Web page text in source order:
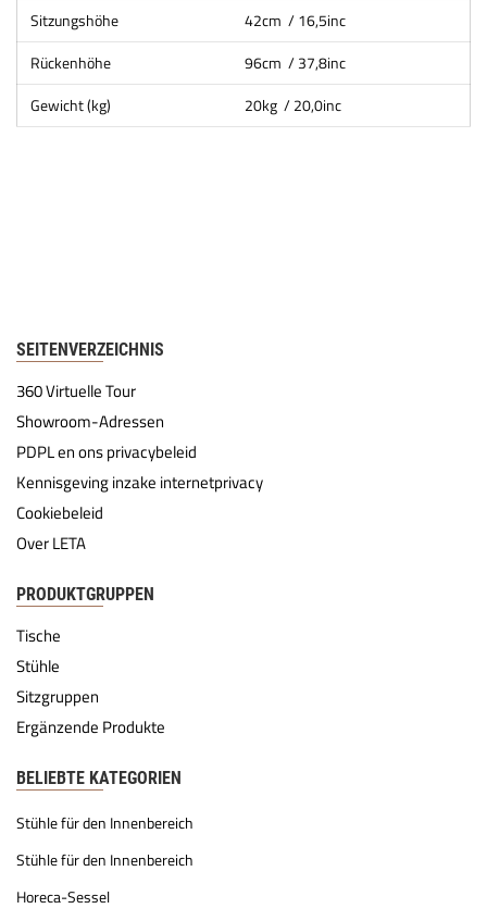
Sitzungshöhe
42cm / 16,5inc
Rückenhöhe
96cm / 37,8inc
Gewicht (kg)
20kg / 20,0inc
SEITENVERZEICHNIS
360 Virtuelle Tour
Showroom-Adressen
PDPL en ons privacybeleid
Kennisgeving inzake internetprivacy
Cookiebeleid
Over LETA
PRODUKTGRUPPEN
Tische
Stühle
Sitzgruppen
Ergänzende Produkte
BELIEBTE KATEGORIEN
Stühle für den Innenbereich
Stühle für den Innenbereich
Horeca-Sessel